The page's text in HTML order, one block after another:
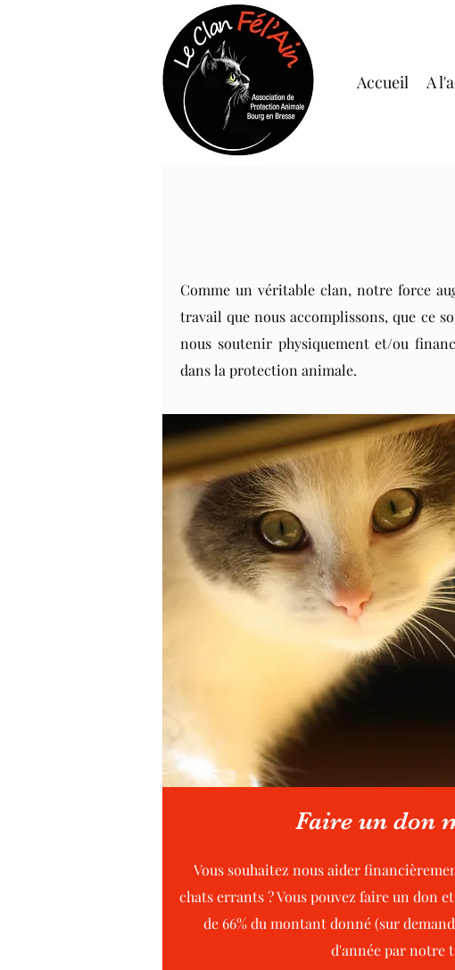
Accueil A
Comme un véritable clan, notre force
travail que nous accomplissons, que ce
nous soutenir physiquement et/ou
dans la protection animale.
Faire un don
Vous souhaitez nous aider
chats errants ? Vous pouvez faire un don
de 66% du montant donné (sur
d'année par notre